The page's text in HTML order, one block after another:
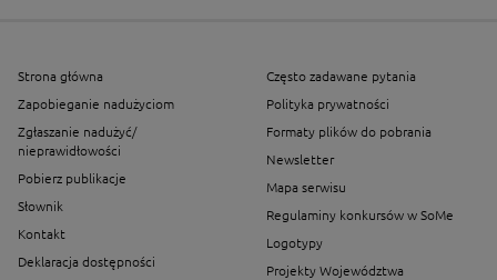
Strona główna
Zapobieganie nadużyciom
Zgłaszanie nadużyć/
nieprawidłowości
Pobierz publikacje
Słownik
Kontakt
Deklaracja dostępności
Często zadawane pytania
Polityka prywatności
Formaty plików do pobrania
Newsletter
Mapa serwisu
Regulaminy konkursów w SoMe
Logotypy
Projekty Województwa